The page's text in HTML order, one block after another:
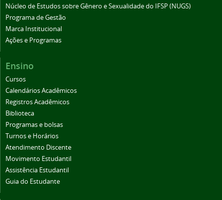
Núcleo de Estudos sobre Gênero e Sexualidade do IFSP (NUGS)
Programa de Gestão
Marca Institucional
Ações e Programas
Ensino
Cursos
Calendários Acadêmicos
Registros Acadêmicos
Biblioteca
Programas e bolsas
Turnos e Horários
Atendimento Discente
Movimento Estudantil
Assistência Estudantil
Guia do Estudante